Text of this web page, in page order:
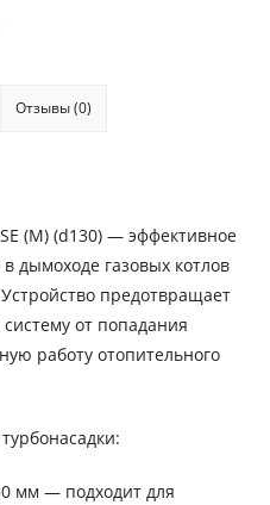
Отзывы (0)
(M) (d130) — эффективное
дымоходе газовых котлов
предотвращает
от попадания
работу отопительного
мм — подходит для